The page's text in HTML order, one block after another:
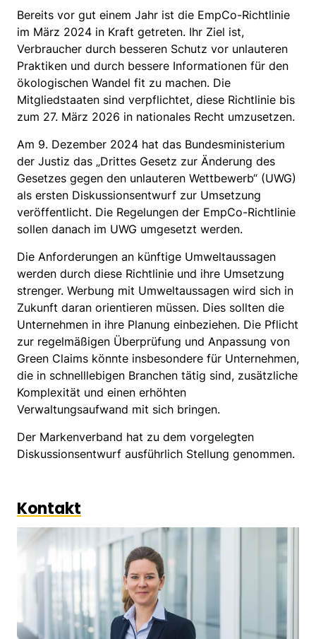
Bereits vor gut einem Jahr ist die EmpCo-Richtlinie
im März 2024 in Kraft getreten. Ihr Ziel ist,
Verbraucher durch besseren Schutz vor unlauteren
Praktiken und durch bessere Informationen für den
ökologischen Wandel fit zu machen. Die
Mitgliedstaaten sind verpflichtet, diese Richtlinie bis
zum 27. März 2026 in nationales Recht umzusetzen.
Am 9. Dezember 2024 hat das Bundesministerium
der Justiz das „Drittes Gesetz zur Änderung des
Gesetzes gegen den unlauteren Wettbewerb“ (UWG)
als ersten Diskussionsentwurf zur Umsetzung
veröffentlicht. Die Regelungen der EmpCo-Richtlinie
sollen danach im UWG umgesetzt werden.
Die Anforderungen an künftige Umweltaussagen
werden durch diese Richtlinie und ihre Umsetzung
strenger. Werbung mit Umweltaussagen wird sich in
Zukunft daran orientieren müssen. Dies sollten die
Unternehmen in ihre Planung einbeziehen. Die Pflicht
zur regelmäßigen Überprüfung und Anpassung von
Green Claims könnte insbesondere für Unternehmen,
die in schnelllebigen Branchen tätig sind, zusätzliche
Komplexität und einen erhöhten
Verwaltungsaufwand mit sich bringen.
Der Markenverband hat zu dem vorgelegten
Diskussionsentwurf ausführlich Stellung genommen.
Kontakt